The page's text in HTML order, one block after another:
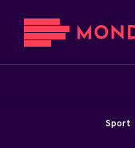
Sport